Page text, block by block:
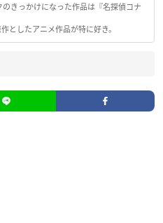
きっかけになった作品は『名探偵コナ
としたアニメ作品が特に好き。